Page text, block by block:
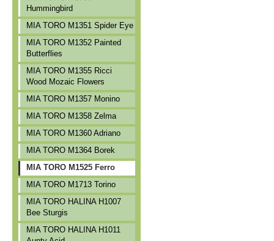
Hummingbird
MIA TORO M1351 Spider Eye
MIA TORO M1352 Painted
Butterflies
MIA TORO M1355 Ricci
Wood Mozaic Flowers
MIA TORO M1357 Monino
MIA TORO M1358 Zelma
MIA TORO M1360 Adriano
MIA TORO M1364 Borek
MIA TORO M1525 Ferro
MIA TORO M1713 Torino
MIA TORO HALINA H1007
Bee Sturgis
MIA TORO HALINA H1011